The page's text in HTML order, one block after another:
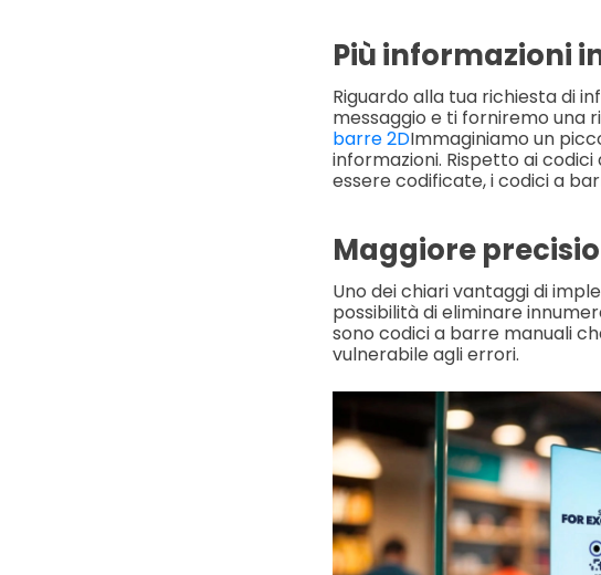
Più informazioni
Riguardo alla tua richiesta di
messaggio e ti forniremo una
barre 2DImmaginiamo un
informazioni. Rispetto ai
essere codificate, i codici a
Maggiore
Uno dei chiari vantaggi di
possibilità di eliminare
sono codici a barre manuali
vulnerabile agli errori.